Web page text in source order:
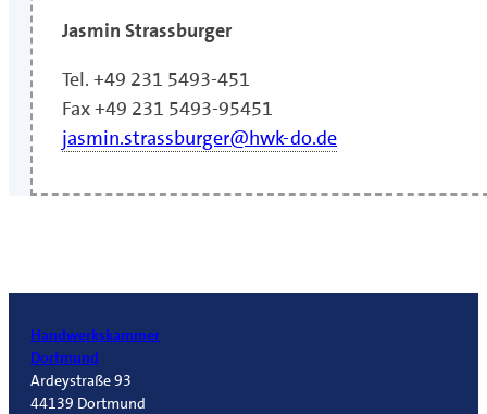
Jasmin Strassburger
Tel. +49 231 5493-451
Fax +49 231 5493-95451
jasmin.strassburger@hwk-do.de
Handwerkskammer
Dortmund
Ardeystraße 93
44139 Dortmund